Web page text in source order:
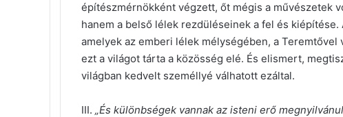
építészmérnökként végzett, őt mégis a művészetek
hanem a belső lélek rezdüléseinek a fel és kiépítése.
amelyek az emberi lélek mélységében, a
ezt a világot tárta a közösség elé. És elismert,
világban kedvelt személlyé válhatott ezáltal.
III. „És különbségek vannak az isteni erő